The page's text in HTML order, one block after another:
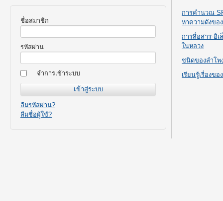
ชื่อสมาชิก
รหัสผ่าน
จำการเข้าระบบ
ลืมรหัสผ่าน?
ลืมชื่อผู้ใช้?
การคำนวณ
หาความดังขอ
การสื่อสาร-อิ
ในหลวง
ชนิดของลำโพ
เรียนรู้เรื่องขอ